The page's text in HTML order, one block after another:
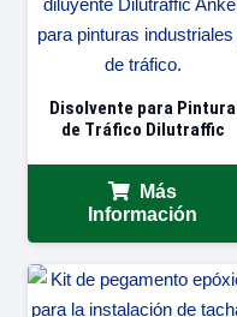
Disolvente para Pintura
de Tráfico Dilutraffic
Más
Información